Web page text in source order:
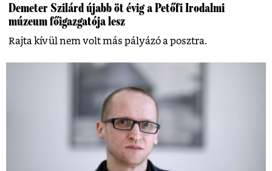
Demeter Szilárd újabb öt évig a Petőfi Irodalmi
múzeum főigazgatója lesz
Rajta kívül nem volt más pályázó a posztra.